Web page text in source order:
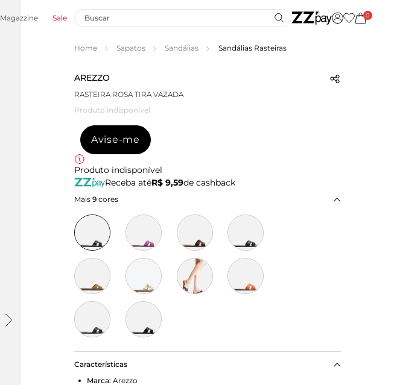
Magazzine Sale 0
Home Sapatos Sandálias Sandálias Rasteiras
AREZZO
RASTEIRA ROSA TIRA VAZADA
Produto indisponível
Avise-me
Produto indisponível
Receba atéR$ 9,59de cashback
Mais 9 cores
Características
Marca: Arezzo